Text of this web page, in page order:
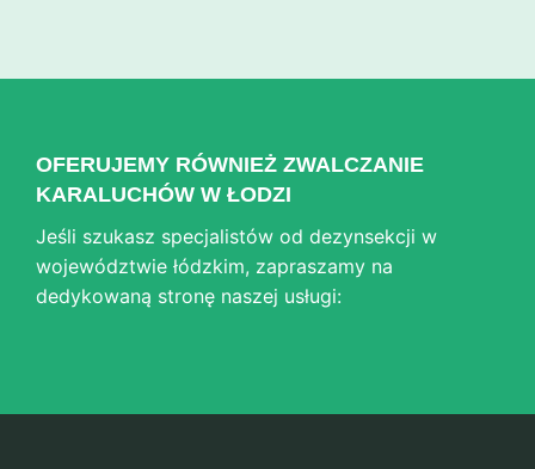
OFERUJEMY RÓWNIEŻ ZWALCZANIE
KARALUCHÓW W ŁODZI
Jeśli szukasz specjalistów od dezynsekcji w
województwie łódzkim, zapraszamy na
dedykowaną stronę naszej usługi: